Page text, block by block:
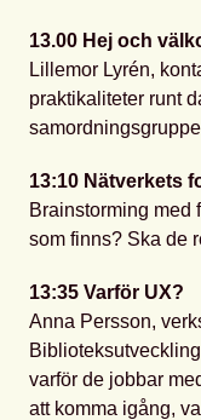
13.00 Hej och
Lillemor Lyrén,
praktikaliteter runt
13:10 Nätverkets
Brainstorming med
som finns? Ska de
13:35 Varför UX?
Anna Persson,
varför de jobbar
att komma igång,